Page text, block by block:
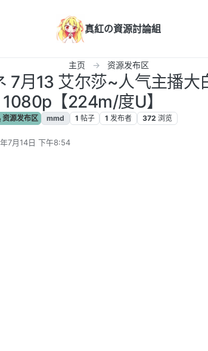
真紅の資源討論組
主页 资源发布区
7月13 艾尔莎~人气主播
1080p【224m/度U】
资源发布区 mmd 1 帖子 1 发布者 372 浏览
7月14日 下午8:54